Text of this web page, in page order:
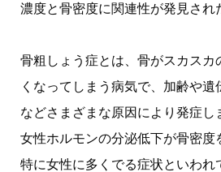
濃度と骨密度に関連性が発見され
骨粗しょう症とは、骨がスカスカ
くなってしまう病気で、加齢や遺
などさまざまな原因により発症し
女性ホルモンの分泌低下が骨密度
特に女性に多くでる症状といわれ